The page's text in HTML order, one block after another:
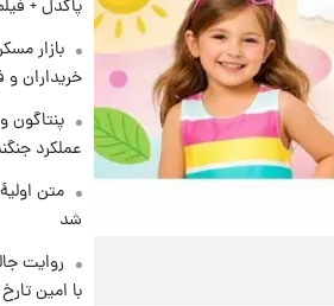
پاکدل +
بازار
خریداران و
عملکرد
متن
شد
روایت
با امین